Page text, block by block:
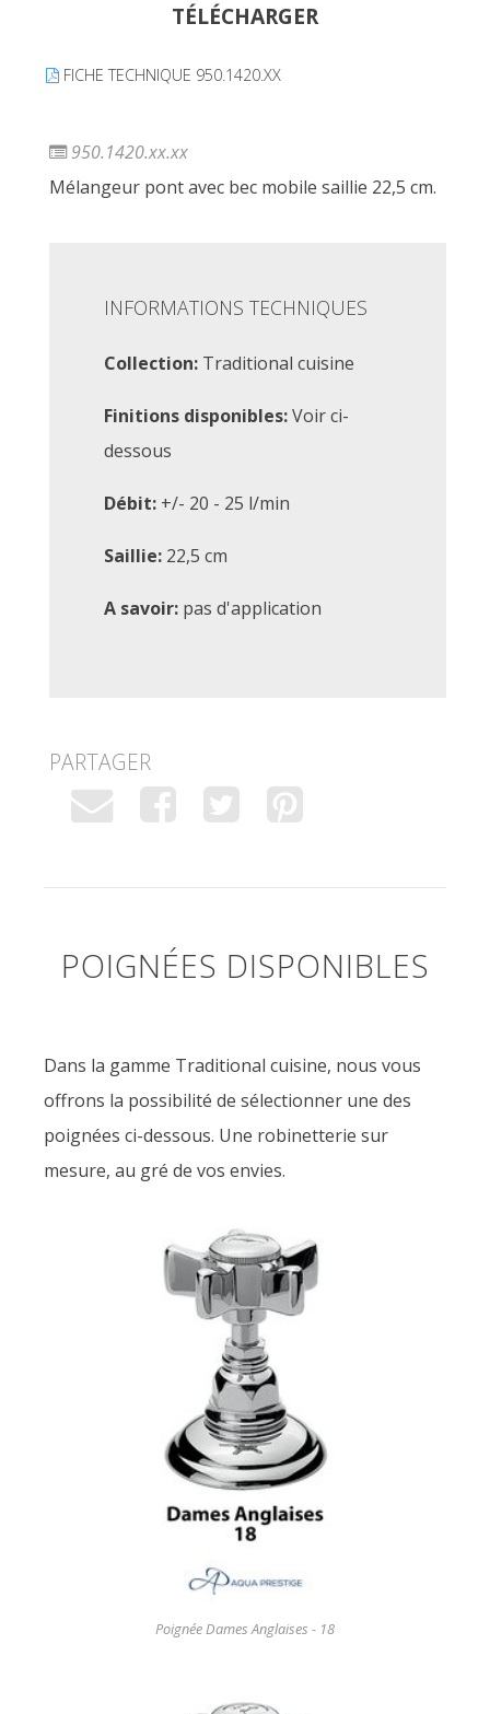
TÉLÉCHARGER
FICHE TECHNIQUE 950.1420.XX
950.1420.xx.xx
Mélangeur pont avec bec mobile saillie 22,5 cm.
INFORMATIONS TECHNIQUES
Collection: Traditional cuisine
Finitions disponibles:Voir ci-
dessous
Débit: +/- 20 - 25 l/min
Saillie: 22,5 cm
A savoir: pas d'application
PARTAGER
POIGNÉES DISPONIBLES
Dans la gamme Traditional cuisine, nous vous
offrons la possibilité de sélectionner une des
poignées ci-dessous. Une robinetterie sur
mesure, au gré de vos envies.
Poignée Dames Anglaises - 18